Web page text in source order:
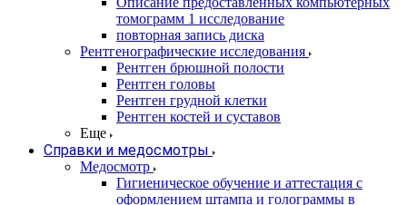
томограмм 1 исследование
повторная запись диска
Рентгенографические исследования
Рентген брюшной полости
Рентген головы
Рентген грудной клетки
Рентген костей и суставов
Еще
Справки и медосмотры
Медосмотр
Гигиеническое обучение и аттестация с
оформлением штампа и голограммы в